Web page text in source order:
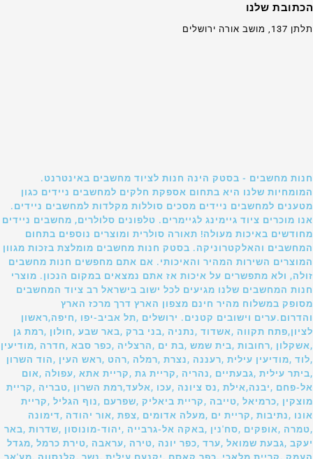
הכתובת שלנו
תלתן 137, מושב אורה ירושלים
חנות מחשבים - בסטק הינה חנות לציוד מחשבים באינטרנט.
המומחיות שלנו היא בתחום אספקת חלקים למחשבים ניידים כגון
מטענים למחשבים ניידים מסכים סוללות מקלדות למחשבים ניידים.
אנו מוכרים ציוד גיימינג לגיימרים. טלפונים סלולרים, מחשבים ניידים
מחודשים באיכות מעולה! תאורה סולרית ומוצרים נוספים בתחום
המחשבים והאלקטרוניקה. בסטק חנות מחשבים מומלצת בזכות מגוון
המוצרים השירות המהיר והאיכותי. אם אתם מחפשים חנות מחשבים
זולה, ולא מתפשרים על איכות אז אתם נמצאים במקום הנכון. מוצרי
חנות המחשבים שלנו מגיעים לכל ישוב בישראל רב ציוד המחשבים
מסופק במשלוח מהיר חינם מצפון הארץ דרך מרכז הארץ
והדרום.ערים וישובים קטנים. ירושלים ,תל אביב-יפו ,חיפה,ראשון
לציון,פתח תקווה ,אשדוד ,נתניה ,בני ברק ,באר שבע ,חולון ,רמת גן
,אשקלון ,רחובות ,בית שמש ,בת ים ,הרצליה ,כפר סבא ,חדרה ,מודיעין
,לוד ,מודיעין עילית ,רעננה ,נצרת ,רמלה ,רהט ,ראש העין ,הוד השרון
,ביתר עילית ,גבעתיים ,נהריה ,קריית גת ,קריית אתא ,עפולה ,אום
אל-פחם ,יבנה,אילת ,נס ציונה ,עכו ,אלעד,רמת השרון ,טבריה ,קריית
מוצקין ,כרמיאל ,טייבה ,קריית ביאליק ,שפרעם ,נוף הגליל ,קריית
אונו ,נתיבות ,קריית ים ,מעלה אדומים ,צפת ,אור יהודה ,דימונה
,טמרה ,אופקים ,סח'נין ,באקה אל-גרבייה ,יהוד-מונוסון ,שדרות ,באר
יעקב ,גבעת שמואל ,ערד ,כפר יונה ,טירה ,עראבה ,טירת כרמל ,מגדל